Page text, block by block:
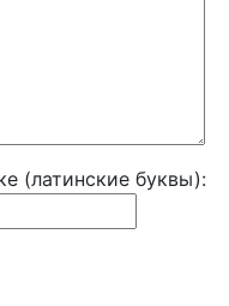
(латинские буквы):